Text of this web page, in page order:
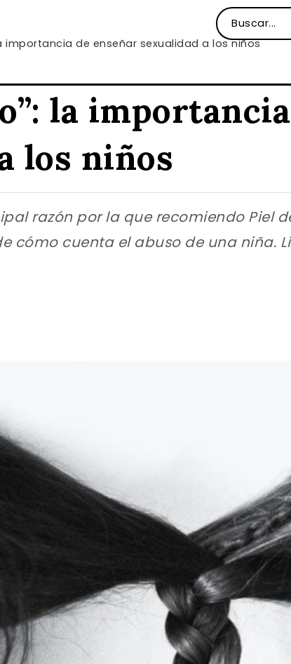
importancia de enseñar sexualidad a los niños
la
los niños
razón por la que recomiendo Piel
cómo cuenta el abuso de una niña.